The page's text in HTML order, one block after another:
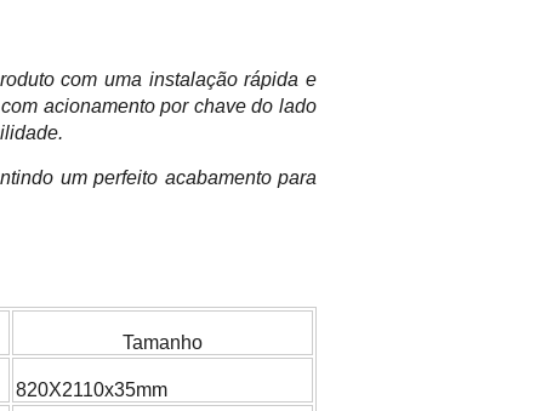
com uma instalação rápida e
acionamento por chave do lado
um perfeito acabamento para
Tamanho
820X2110x35mm